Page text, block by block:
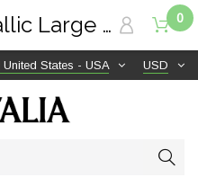
USD
United States - USA
0
Coccinelle Metallic Large Crab E2MW5113201_R41 | TutITALIA